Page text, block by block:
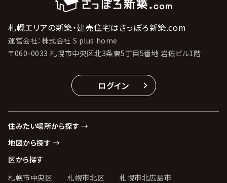
札幌エリアの新築・建売住宅はさっぽろ新築.com
運営会社：株式会社 S plus home
〒060-0033 札幌市中央区北3条東5丁目5番地 岩佐ビル1階
ログイン
住みたい場所から探す →
地図から探す →
区から探す
札幌市中央区
札幌市北区
札幌市北広島市